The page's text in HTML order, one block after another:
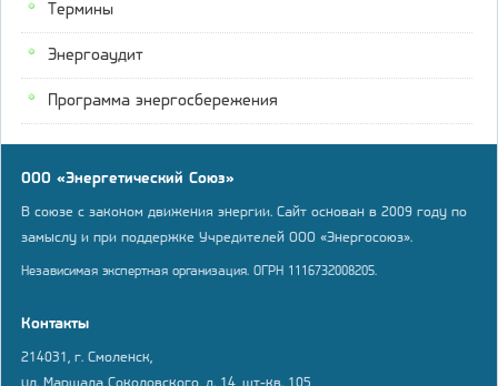
Термины
Энергоаудит
Программа энергосбережения
ООО «Энергетический Союз»
В союзе с законом движения энергии. Сайт основан в 2009 году по
замыслу и при поддержке Учредителей ООО «Энергосоюз».
Независимая экспертная организация. ОГРН 1116732008205.
Контакты
214031, г. Смоленск,